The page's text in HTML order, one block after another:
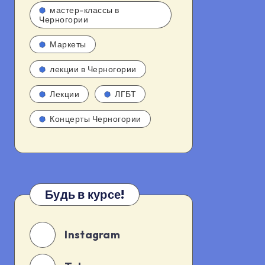
мастер-классы в
Черногории
Маркеты
лекции в Черногории
Лекции ЛГБТ
Концерты Черногории
Будь в курсе!
Instagram